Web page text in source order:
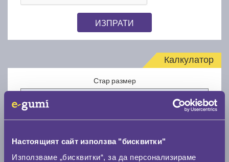
Настоящият сайт използва "бисквитки"
Използваме „бисквитки“, за да персонализираме
ИЗПРАТИ
Калкулатор
Стар размер
Нов размер